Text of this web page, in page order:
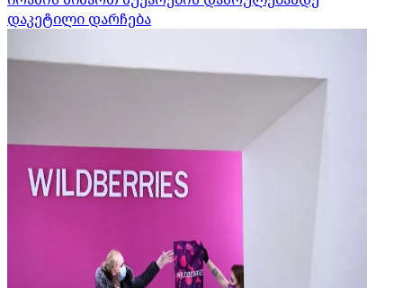
დაკეტილი დარჩება